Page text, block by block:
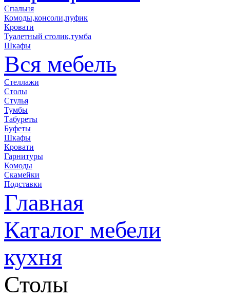
Спальня
Комоды,консоли,пуфик
Кровати
Туалетный столик,тумба
Шкафы
Вся мебель
Стеллажи
Столы
Стулья
Тумбы
Табуреты
Буфеты
Шкафы
Кровати
Гарнитуры
Комоды
Скамейки
Подставки
Главная
Каталог мебели
кухня
Столы